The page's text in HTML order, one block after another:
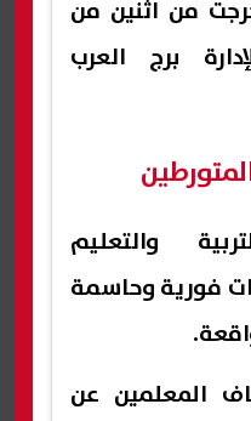
من اثنين من
برج العرب
والتعليم
فورية وحاسمة
المعلمين عن